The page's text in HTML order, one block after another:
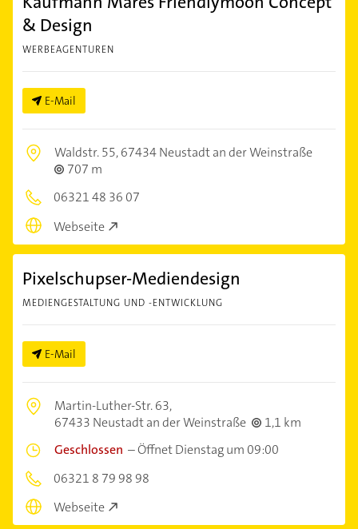
& Design
WERBEAGENTUREN
E-Mail
Waldstr. 55,67434 Neustadt an der Weinstraße
707 m
06321 48 36 07
Webseite
Pixelschupser-Mediendesign
MEDIENGESTALTUNG UND -ENTWICKLUNG
E-Mail
Martin-Luther-Str. 63,
67433 Neustadt an der Weinstraße
1,1 km
Geschlossen –Öffnet Dienstag um 09:00
06321 8 79 98 98
Webseite